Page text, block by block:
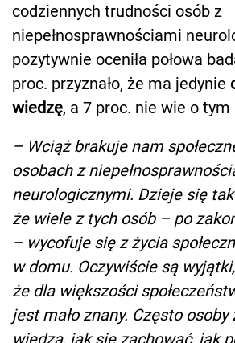
codziennych trudności osób z
niepełnosprawnościami
pozytywnie oceniła połowa
proc. przyznało, że ma jedynie
wiedzę, a 7 proc. nie wie o tym
– Wciąż brakuje nam
osobach z
neurologicznymi. Dzieje się
że wiele z tych osób – po
– wycofuje się z życia
w domu. Oczywiście są
że dla większości
jest mało znany. Często
wiedzą, jak się zachować, jak